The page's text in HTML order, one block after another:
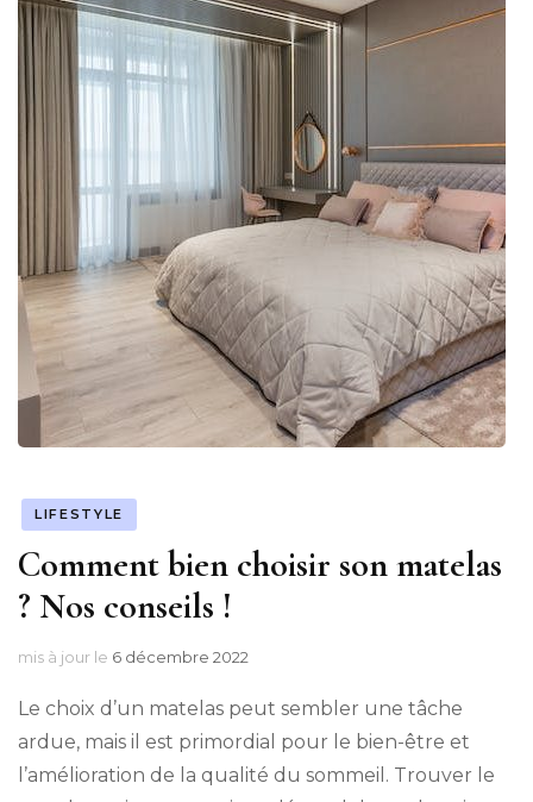
LIFESTYLE
Comment bien choisir son matelas
? Nos conseils !
mis à jour le 6 décembre 2022
Le choix d’un matelas peut sembler une tâche
ardue, mais il est primordial pour le bien-être et
l’amélioration de la qualité du sommeil. Trouver le